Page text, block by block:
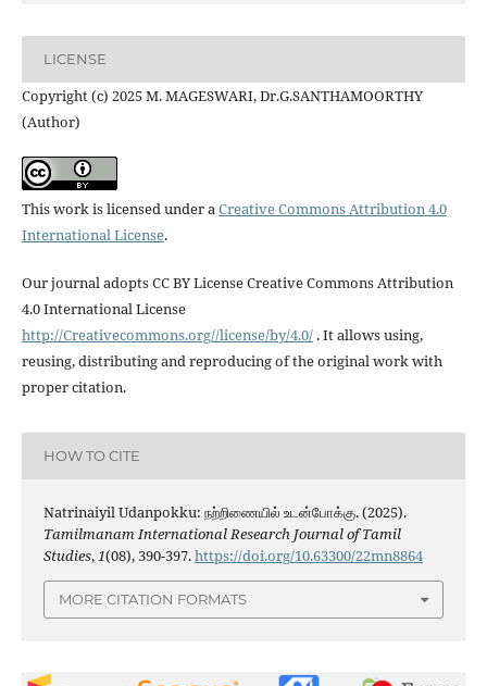
LICENSE
Copyright (c) 2025 M. MAGESWARI, Dr.G.SANTHAMOORTHY
(Author)
This work is licensed under aCreative Commons Attribution 4.0
International License.
Our journal adopts CC BY License Creative Commons Attribution
4.0 International License
http://Creativecommons.org//license/by/4.0/. It allows using,
reusing, distributing and reproducing of the original work with
proper citation.
HOW TO CITE
Natrinaiyil Udanpokku: நற்றிணையில் உடன்போக்கு. (2025).
Tamilmanam International Research Journal of Tamil
Studies,1(08), 390-397.https://doi.org/10.63300/22mn8864
MORE CITATION FORMATS